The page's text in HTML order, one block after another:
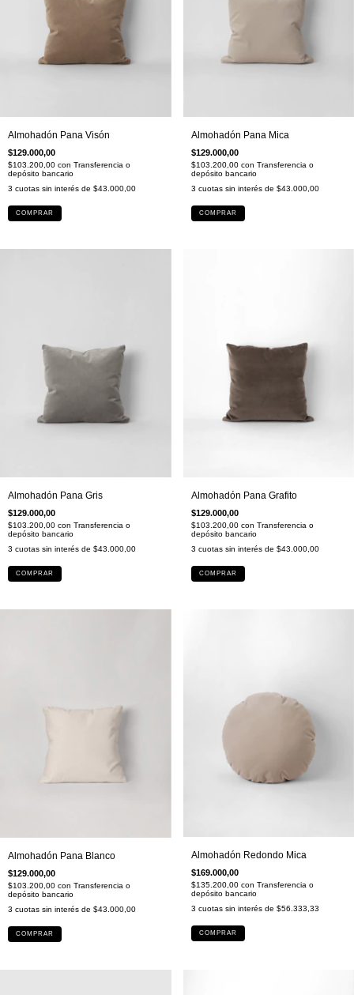
Almohadón Pana Visón
$129.000,00
$103.200,00 con Transferencia o
depósito bancario
3 cuotas sin interés de $43.000,00
COMPRAR
Almohadón Pana Mica
$129.000,00
$103.200,00 con Transferencia o
depósito bancario
3 cuotas sin interés de $43.000,00
COMPRAR
Almohadón Pana Gris
$129.000,00
$103.200,00 con Transferencia o
depósito bancario
3 cuotas sin interés de $43.000,00
COMPRAR
Almohadón Pana Grafito
$129.000,00
$103.200,00 con Transferencia o
depósito bancario
3 cuotas sin interés de $43.000,00
COMPRAR
Almohadón Pana Blanco
$129.000,00
$103.200,00 con Transferencia o
depósito bancario
3 cuotas sin interés de $43.000,00
COMPRAR
Almohadón Redondo Mica
$169.000,00
$135.200,00 con Transferencia o
depósito bancario
3 cuotas sin interés de $56.333,33
COMPRAR